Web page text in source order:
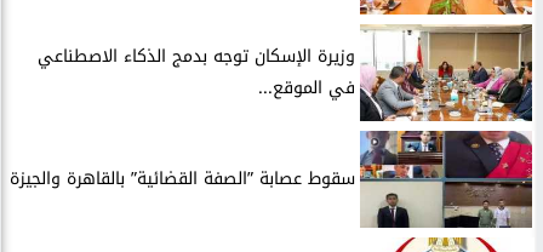
​وزيرة الإسكان توجه بدمج الذكاء الاصطناعي
في الموقع...
سقوط عصابة ”الصفة القضائية” بالقاهرة والجيزة